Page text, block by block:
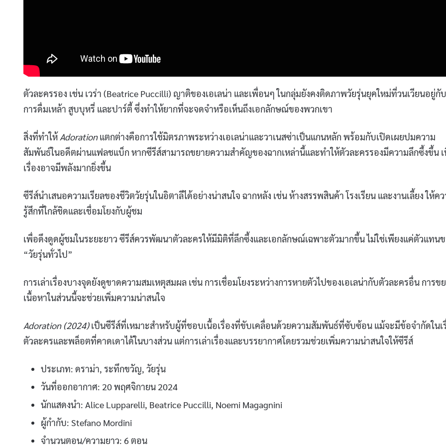
ตัวละครรอง เช่น เวร่า (Beatrice Puccilli) ญาติของเอเลน่า และเพื่อนๆ ในกลุ่มยังคงติดภาพวัยรุ่นยุคใหม่ที่วนเวียนอยู่กับ
การดื่มเหล้า สูบบุหรี่ และปาร์ตี้ ซึ่งทำให้ยากที่จะจดจำหรือเห็นถึงเอกลักษณ์ของพวกเขา
สิ่งที่ทำให้ Adorationแตกต่างคือการใช้มิตรภาพระหว่างเอเลน่าและวาเนสซ่าเป็นแกนหลัก พร้อมกับเปิดเผยปมความ
สัมพันธ์ในอดีตผ่านแฟลชแบ็ก หากซีรีส์สามารถขยายความสำคัญของฉากเหล่านี้และทำให้ตัวละครรองมีความลึกซึ้งขึ้น
เรื่องอาจมีพลังมากยิ่งขึ้น
ซีรีส์นำเสนอความเรียลของชีวิตวัยรุ่นในอิตาลีได้อย่างน่าสนใจ ฉากหลัง เช่น ห้างสรรพสินค้า โรงเรียน และงานเลี้ยง ให้ค
รู้สึกที่ใกล้ชิดและเชื่อมโยงกับผู้ชม
เพื่อดึงดูดผู้ชมในระยะยาว ซีรีส์ควรพัฒนาตัวละครให้มีมิติที่ลึกซึ้งและเอกลักษณ์เฉพาะตัวมากขึ้น ไม่ใช่เพียงแค่ตัวแทน
“วัยรุ่นทั่วไป”
การเล่าเรื่องบางจุดยังดูขาดความสมเหตุสมผล เช่น การเชื่อมโยงระหว่างการหายตัวไปของเอเลน่ากับตัวละครอื่น การข
เนื้อหาในส่วนนี้จะช่วยเพิ่มความน่าสนใจ
Adoration (2024)เป็นซีรีส์ที่เหมาะสำหรับผู้ที่ชอบเนื้อเรื่องที่ขับเคลื่อนด้วยความสัมพันธ์ที่ซับซ้อน แม้จะมีข้อจำกัดในเ
ตัวละครและพล็อตที่คาดเดาได้ในบางส่วน แต่การเล่าเรื่องและบรรยากาศโดยรวมช่วยเพิ่มความน่าสนใจให้ซีรีส์
ประเภท: ดราม่า, ระทึกขวัญ, วัยรุ่น
วันที่ออกอากาศ: 20 พฤศจิกายน 2024
นักแสดงนำ: Alice Lupparelli, Beatrice Puccilli, Noemi Magagnini
ผู้กำกับ: Stefano Mordini
จำนวนตอน/ความยาว: 6 ตอน